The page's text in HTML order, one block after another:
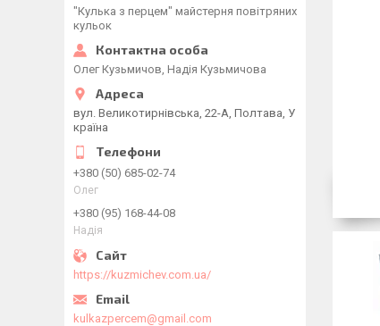
"Кулька з перцем" майстерня повітряних
кульок
Олег Кузьмичов, Надія Кузьмичова
вул. Великотирнівська, 22-А, Полтава, У
країна
+380 (50) 685-02-74
Олег
+380 (95) 168-44-08
Надія
https://kuzmichev.com.ua/
kulkazpercem@gmail.com